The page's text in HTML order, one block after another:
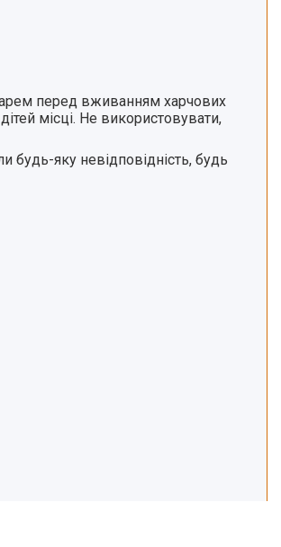
перед вживанням харчових
місці. Не використовувати,
яку невідповідність, будь